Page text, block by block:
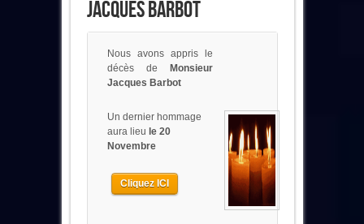
Jacques Barbot
Nous avons appris le
décès de Monsieur
Jacques Barbot
Un dernier hommage
aura lieu le 20
Novembre
Cliquez ICI